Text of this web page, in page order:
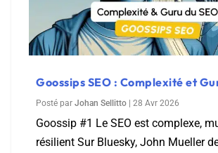
Goossips SEO : Complexité et
Posté par Johan Sellitto | 28 Avr 2026
Goossip #1 Le SEO est complexe,
résilient Sur Bluesky, John Mueller